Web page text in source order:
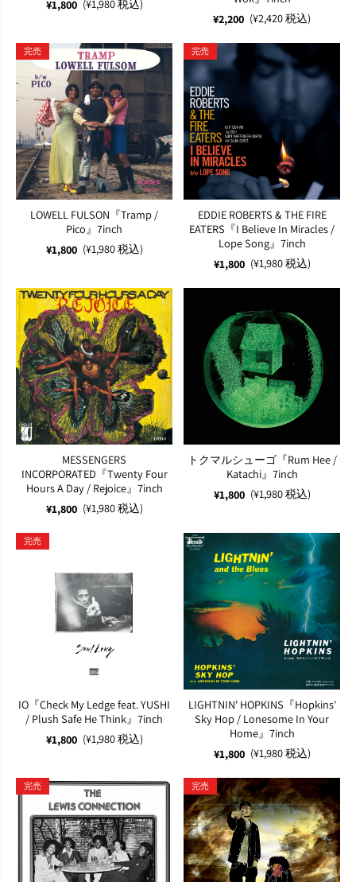
¥1,800 (¥1,980 税込)
¥2,200 (¥2,420 税込)
完売
LOWELL FULSON『Tramp /
Pico』7inch
¥1,800 (¥1,980 税込)
完売
EDDIE ROBERTS & THE FIRE
EATERS『I Believe In Miracles /
Lope Song』7inch
¥1,800 (¥1,980 税込)
MESSENGERS
INCORPORATED『Twenty Four
Hours A Day / Rejoice』7inch
¥1,800 (¥1,980 税込)
トクマルシューゴ『Rum Hee /
Katachi』7inch
¥1,800 (¥1,980 税込)
完売
IO『Check My Ledge feat. YUSHI
/ Plush Safe He Think』7inch
¥1,800 (¥1,980 税込)
LIGHTNIN' HOPKINS『Hopkins'
Sky Hop / Lonesome In Your
Home』7inch
¥1,800 (¥1,980 税込)
完売 完売